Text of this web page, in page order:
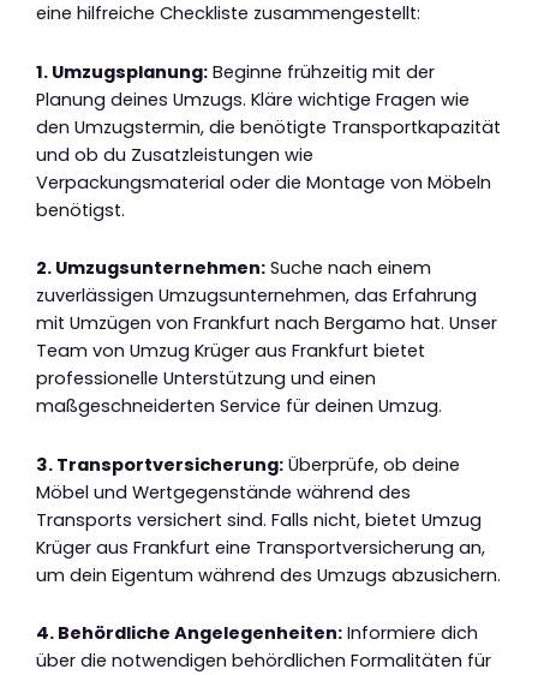
eine hilfreiche Checkliste zusammengestellt:
1. Umzugsplanung: Beginne frühzeitig mit der
Planung deines Umzugs. Kläre wichtige Fragen wie
den Umzugstermin, die benötigte Transportkapazität
und ob du Zusatzleistungen wie
Verpackungsmaterial oder die Montage von Möbeln
benötigst.
2. Umzugsunternehmen: Suche nach einem
zuverlässigen Umzugsunternehmen, das Erfahrung
mit Umzügen von Frankfurt nach Bergamo hat. Unser
Team von Umzug Krüger aus Frankfurt bietet
professionelle Unterstützung und einen
maßgeschneiderten Service für deinen Umzug.
3. Transportversicherung: Überprüfe, ob deine
Möbel und Wertgegenstände während des
Transports versichert sind. Falls nicht, bietet Umzug
Krüger aus Frankfurt eine Transportversicherung an,
um dein Eigentum während des Umzugs abzusichern.
4. Behördliche Angelegenheiten: Informiere dich
über die notwendigen behördlichen Formalitäten für